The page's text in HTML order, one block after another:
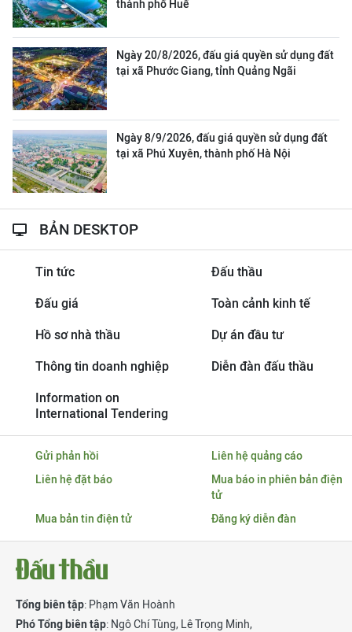
thành phố Huế
Ngày 20/8/2026, đấu giá quyền sử dụng đất
tại xã Phước Giang, tỉnh Quảng Ngãi
Ngày 8/9/2026, đấu giá quyền sử dụng đất
tại xã Phú Xuyên, thành phố Hà Nội
BẢN DESKTOP
Tin tức Đấu thầu
Đấu giá Toàn cảnh kinh tế
Hồ sơ nhà thầu Dự án đầu tư
Thông tin doanh nghiệp Diễn đàn đấu thầu
Information on
International Tendering
Gửi phản hồi
Liên hệ quảng cáo
Liên hệ đặt báo
Mua báo in phiên bản điện
tử
Mua bản tin điện tử
Đăng ký diễn đàn
Tổng biên tập: Phạm Văn Hoành
Phó Tổng biên tập: Ngô Chí Tùng, Lê Trọng Minh,